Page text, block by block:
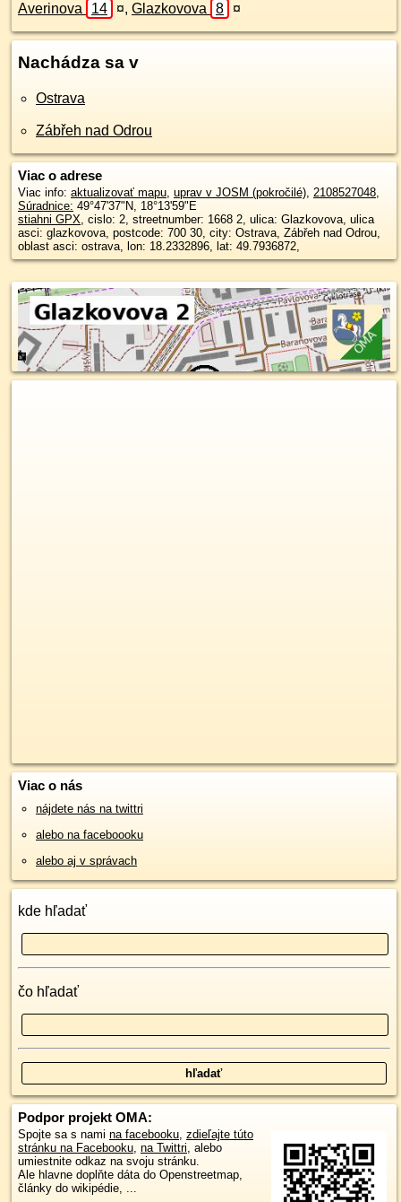
Averinova 14 ¤, Glazkovova 8 ¤
Nachádza sa v
Ostrava
Zábřeh nad Odrou
Viac o adrese
Viac info: aktualizovať mapu, uprav v JOSM (pokročilé), 2108527048,
Súradnice: 49°47'37"N, 18°13'59"E
stiahni GPX, cislo: 2, streetnumber: 1668 2, ulica: Glazkovova, ulica
asci: glazkovova, postcode: 700 30, city: Ostrava, Zábřeh nad Odrou,
oblast asci: ostrava, lon: 18.2332896, lat: 49.7936872,
Viac o nás
nájdete nás na twittri
alebo na faceboooku
alebo aj v správach
kde hľadať
čo hľadať
Podpor projekt OMA:
Spojte sa s nami na facebooku, zdieľajte túto
stránku na Facebooku, na Twittri, alebo
umiestnite odkaz na svoju stránku.
Ale hlavne doplňte dáta do Openstreetmap,
články do wikipédie, ...